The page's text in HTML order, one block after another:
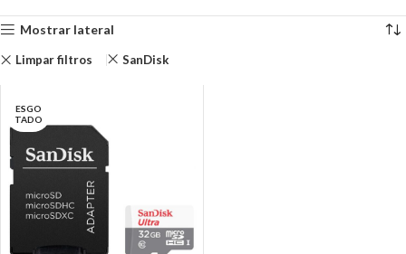
Mostrar lateral
Limpar filtros SanDisk
ESGO
TADO